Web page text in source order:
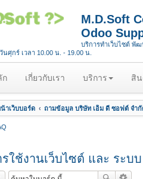
M.D.Soft
Odoo
บริการทำเว็บไซต์ พัฒ
ศุกร์ เวลา 10.00 น. - 19.00 น.
ก(
u
r
t
)
เกี่ยวกับเรา บริการ สิ
าเว็บบอร์ด ถามข้อมูล บริษัท เอ็ม ดี ซอฟต์ จำกั
ใช้งานเว็บไซต์ และ ระบ